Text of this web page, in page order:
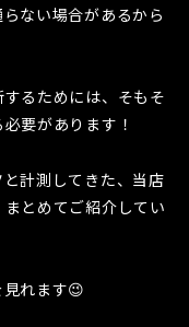
ない場合があるから
るためには、そもそ
要があります！
計測してきた、当店
とめてご紹介してい
れます😉